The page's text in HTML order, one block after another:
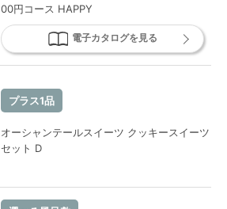
00円コース HAPPY
電子カタログを見る
プラス1品
オーシャンテールスイーツ クッキースイーツ
セット D